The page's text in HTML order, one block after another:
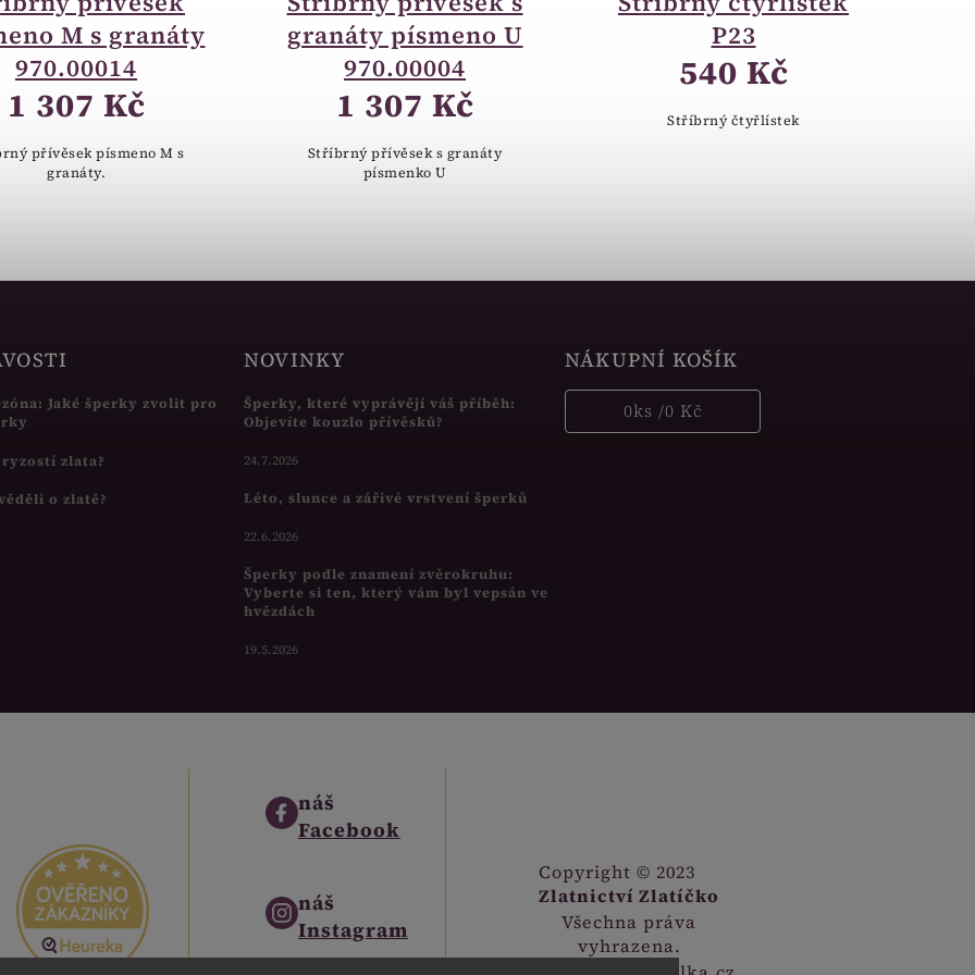
M s granáty
970.00014
1 307 Kč
přívěsek písmeno M s
granáty.
granáty písmeno U
970.00004
1 307 Kč
Stříbrný přívěsek s granáty
písmenko U
P23
540 Kč
Stříbrný čtyřlístek
Jaké šperky zvolit pro
ryzostí zlata?
o zlatě?
NOVINKY
Šperky, které vyprávějí váš příběh:
Objevíte kouzlo přívěsků?
24.7.2026
Léto, slunce a zářivé vrstvení šperků
22.6.2026
Šperky podle znamení zvěrokruhu:
Vyberte si ten, který vám byl vepsán ve
hvězdách
19.5.2026
NÁKUPNÍ KOŠÍK
0ks /0 Kč
náš
Facebook
náš
Instagram
Copyright © 2023
Zlatnictví Zlatíčko
Všechna práva
vyhrazena.